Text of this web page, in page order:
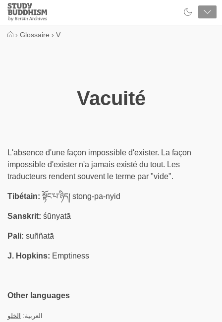
Close
Study
Buddhism
› Glossaire › V
Vacuité
L'absence d'une façon impossible d'exister. La façon
impossible d'exister n'a jamais existé du tout. Les
traducteurs rendent souvent le terme par "vide".
Tibétain: སྟོང་པ་ཉིད། stong-pa-nyid
Sanskrit: śūnyatā
Pali: suññatā
J. Hopkins: Emptiness
Other languages
العربية:
الخلو